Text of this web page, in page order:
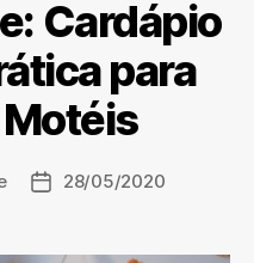
Cardápio
para
Data28/05/2020